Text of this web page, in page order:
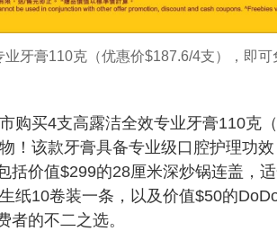
牙膏110克（优惠价$187.6/4支），即
购买4支高露洁全效专业牙膏110克
！该款牙膏具备专业级口腔护理功
括价值$299的28厘米深炒锅连盖，
纸10卷装一条，以及价值$50的
者的不二之选。